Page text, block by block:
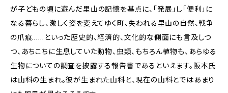
が子どもの頃に遊んだ里山の記憶を基点に、「発展」し「便利」に
なる暮らし、激しく姿を変えてゆく町、失われる里山の自然、戦争
の爪痕……といった歴史的、経済的、文化的な側面にも言及しつ
つ、あちこちに生息していた動物、虫類、もちろん植物も、あらゆる
生物についての調査を披露する報告書であるといえます。阪本氏
は山科の生まれ。彼が生まれた山科と、現在の山科とではあまり